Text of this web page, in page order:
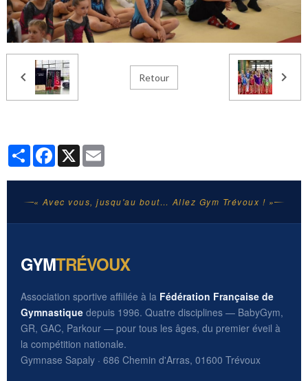
Retour
PartagerFacebook
X
« Avec vous, jusqu'au bout… Allez Gym Trévoux ! »
GYMTRÉVOUX
Association sportive affiliée à la Fédération Française de
Gymnastique depuis 1996. Quatre disciplines — BabyGym,
GR, GAC, Parkour — pour tous les âges, du premier éveil à
la compétition nationale.
Gymnase Sapaly · 686 Chemin d'Arras, 01600 Trévoux